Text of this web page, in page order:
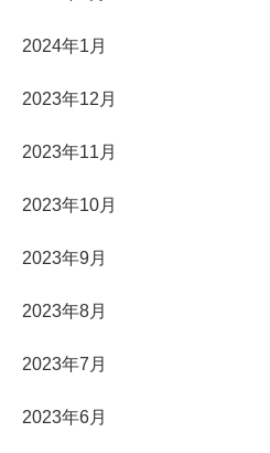
2024年1月
2023年12月
2023年11月
2023年10月
2023年9月
2023年8月
2023年7月
2023年6月